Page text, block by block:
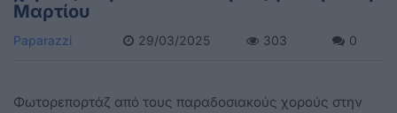
Μαρτίου
Paparazzi 29/03/2025 303 0
Φωτορεπορτάζ από τους παραδοσιακούς χορούς στην